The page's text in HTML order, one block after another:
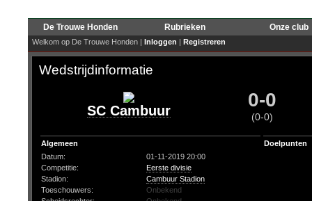
De Trouwe Honden Rubrieken Onze club
Welkom op De Trouwe Honden | Inloggen | Registreren
Wedstrijdinformatie
SC Cambuur 0-0
(0-0)
Algemeen
Datum:
01-11-2019 20:00
Competitie:
Eerste divisie
Stadion:
Cambuur Stadion
Toeschouwers:
Onbekend
Doelpunten